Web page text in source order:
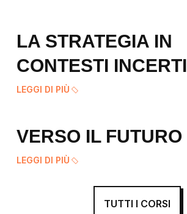
LA STRATEGIA IN
CONTESTI INCERTI
LEGGI DI PIÙ
VERSO IL FUTURO
LEGGI DI PIÙ
TUTTI I CORSI